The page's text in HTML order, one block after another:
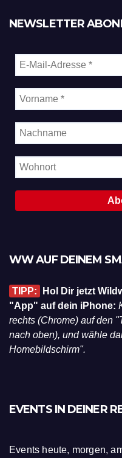
NEWSLETTER
WW AUF DEINEM
TIPP:
Hol Dir jetzt
"App" auf dein iPhone:
rechts (Chrome) auf den
nach oben), und wähle
Homebildschirm".
EVENTS IN DEINER
Events heute, morgen,